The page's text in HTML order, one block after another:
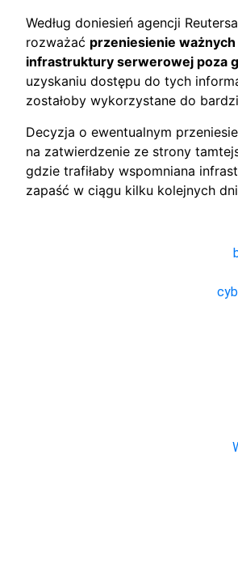
Według doniesień agencji
rozważać przeniesienie
infrastruktury serwerowej poza
uzyskaniu dostępu do tych
zostałoby wykorzystane do
Decyzja o ewentualnym
na zatwierdzenie ze strony
gdzie trafiłaby wspomniana
zapaść w ciągu kilku kolejnych